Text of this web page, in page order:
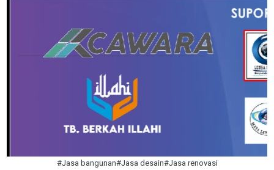
#Jasa bangunan#Jasa desain#Jasa renovasi